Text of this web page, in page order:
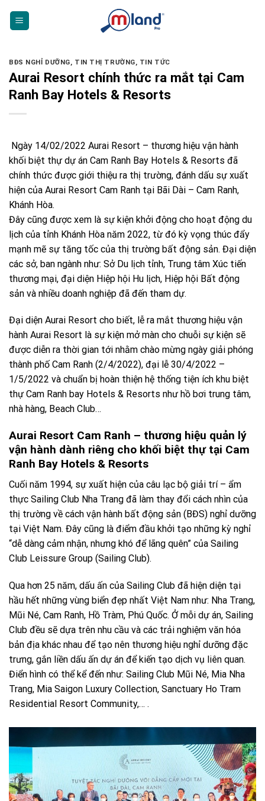
BĐS NGHỈ DƯỠNG, TIN THỊ TRƯỜNG, TIN TỨC
Aurai Resort chính thức ra mắt tại Cam
Ranh Bay Hotels & Resorts
Ngày 14/02/2022 Aurai Resort – thương hiệu vận hành
khối biệt thự dự án Cam Ranh Bay Hotels & Resorts đã
chính thức được giới thiệu ra thị trường, đánh dấu sự xuất
hiện của Aurai Resort Cam Ranh tại Bãi Dài – Cam Ranh,
Khánh Hòa.
Đây cũng được xem là sự kiện khởi động cho hoạt động du
lịch của tỉnh Khánh Hòa năm 2022, từ đó kỳ vọng thúc đẩy
mạnh mẽ sự tăng tốc của thị trường bất động sản. Đại diện
các sở, ban ngành như: Sở Du lịch tỉnh, Trung tâm Xúc tiến
thương mại, đại diện Hiệp hội Hu lịch, Hiệp hội Bất động
sản và nhiều doanh nghiệp đã đến tham dự.
Đại diện Aurai Resort cho biết, lễ ra mắt thương hiệu vận
hành Aurai Resort là sự kiện mở màn cho chuỗi sự kiện sẽ
được diễn ra thời gian tới nhằm chào mừng ngày giải phóng
thành phố Cam Ranh (2/4/2022), đại lễ 30/4/2022 –
1/5/2022 và chuẩn bị hoàn thiện hệ thống tiện ích khu biệt
thự Cam Ranh bay Hotels & Resorts như hồ bơi trung tâm,
nhà hàng, Beach Club…
Aurai Resort Cam Ranh – thương hiệu quản lý
vận hành dành riêng cho khối biệt thự tại Cam
Ranh Bay Hotels & Resorts
Cuối năm 1994, sự xuất hiện của câu lạc bộ giải trí – ẩm
thực Sailing Club Nha Trang đã làm thay đổi cách nhìn của
thị trường về cách vận hành bất động sản (BĐS) nghỉ dưỡng
tại Việt Nam. Đây cũng là điểm đầu khởi tạo những kỳ nghỉ
“dễ dàng cảm nhận, nhưng khó để lãng quên” của Sailing
Club Leissure Group (Sailing Club).
Qua hơn 25 năm, dấu ấn của Sailing Club đã hiện diện tại
hầu hết những vùng biển đẹp nhất Việt Nam như: Nha Trang,
Mũi Né, Cam Ranh, Hồ Tràm, Phú Quốc. Ở mỗi dự án, Sailing
Club đều sẽ dựa trên nhu cầu và các trải nghiệm văn hóa
bản địa khác nhau để tạo nên thương hiệu nghỉ dưỡng đặc
trưng, gắn liền dấu ấn dự án để kiến tạo dịch vụ liên quan.
Điển hình có thể kể đến như: Sailing Club Mũi Né, Mia Nha
Trang, Mia Saigon Luxury Collection, Sanctuary Ho Tram
Residential Resort Community,… .